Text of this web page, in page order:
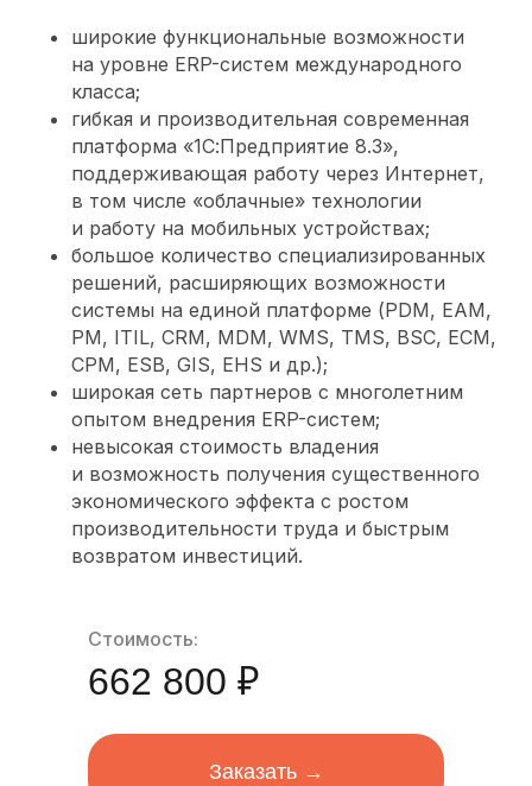
широкие функциональные возможности
на уровне ERP-систем международного
класса;
гибкая и производительная современная
платформа «1С:Предприятие 8.3»,
поддерживающая работу через Интернет,
в том числе «облачные» технологии
и работу на мобильных устройствах;
большое количество специализированных
решений, расширяющих возможности
системы на единой платформе (PDM, EAM,
PM, ITIL, CRM, MDM, WMS, TMS, BSC, ECM,
CPM, ESB, GIS, EHS и др.);
широкая сеть партнеров с многолетним
опытом внедрения ERP-систем;
невысокая стоимость владения
и возможность получения существенного
экономического эффекта с ростом
производительности труда и быстрым
возвратом инвестиций.
Стоимость:
662 800 ₽
Заказать →